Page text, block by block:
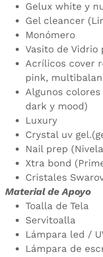
Gelux white y
Gel cleancer
Monómero
Vasito de Vidrio
Acrílicos cover
pink,
Algunos
dark y mood)
Luxury
Crystal uv
Nail prep
Xtra bond
Cristales
Material de Apoyo
Toalla de Tela
Servitoalla
Lámpara led /
Lámpara de